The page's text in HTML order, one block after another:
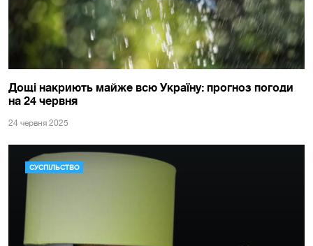
Дощі накриють майже всю Україну: прогноз погоди
на 24 червня
24 червня 2025
СУСПІЛЬСТВО